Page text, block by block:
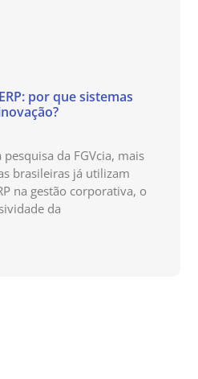
por que sistemas
da FGVcia, mais
brasileiras já utilizam
na gestão corporativa, o
da